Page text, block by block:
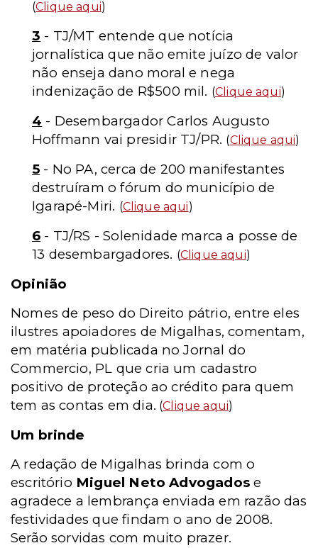
(Clique aqui)
3 - TJ/MT entende que notícia
jornalística que não emite juízo de valor
não enseja dano moral e nega
indenização de R$500 mil. (Clique aqui)
4 - Desembargador Carlos Augusto
Hoffmann vai presidir TJ/PR. (Clique aqui)
5 - No PA, cerca de 200 manifestantes
destruíram o fórum do município de
Igarapé-Miri. (Clique aqui)
6 - TJ/RS - Solenidade marca a posse de
13 desembargadores. (Clique aqui)
Opinião
Nomes de peso do Direito pátrio, entre eles
ilustres apoiadores de Migalhas, comentam,
em matéria publicada no Jornal do
Commercio, PL que cria um cadastro
positivo de proteção ao crédito para quem
tem as contas em dia. (Clique aqui)
Um brinde
A redação de Migalhas brinda com o
escritório Miguel Neto Advogadose
agradece a lembrança enviada em razão das
festividades que findam o ano de 2008.
Serão sorvidas com muito prazer.